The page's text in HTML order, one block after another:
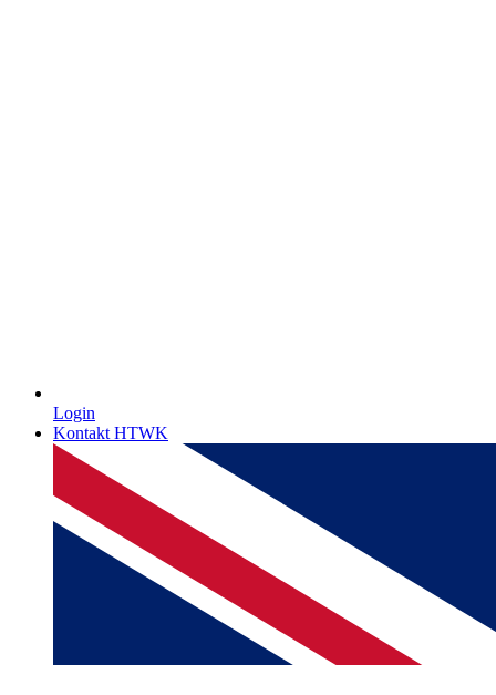
Login
Kontakt HTWK